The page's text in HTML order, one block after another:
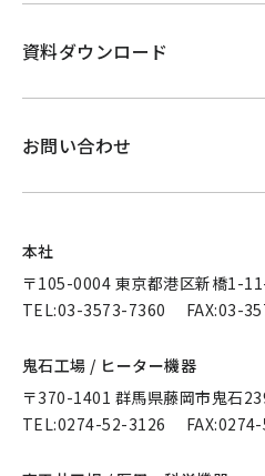
資料ダウンロード
お問い合わせ
本社
〒105-0004 東京都港区新橋1-
TEL:03-3573-7360 FAX:03-
鬼石工場 / ヒーター機器
〒370-1401 群馬県藤岡市鬼石
TEL:0274-52-3126